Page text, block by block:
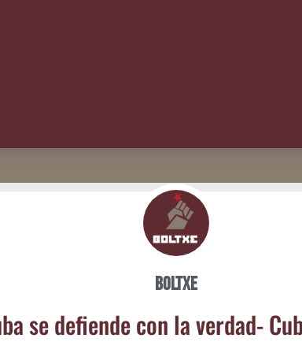
Boltxe
se defien­de con la ver­dad-